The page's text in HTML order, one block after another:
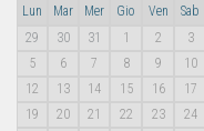
Lun Mar Mer Gio Ven Sab
29
30 31 1 2 3
5
6 7 8 9 10
12
13 14 15 16 17
19
20 21 22 23 24